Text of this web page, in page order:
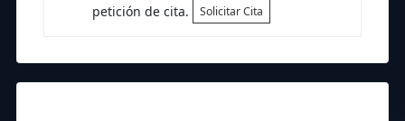
petición de cita.
Solicitar Cita